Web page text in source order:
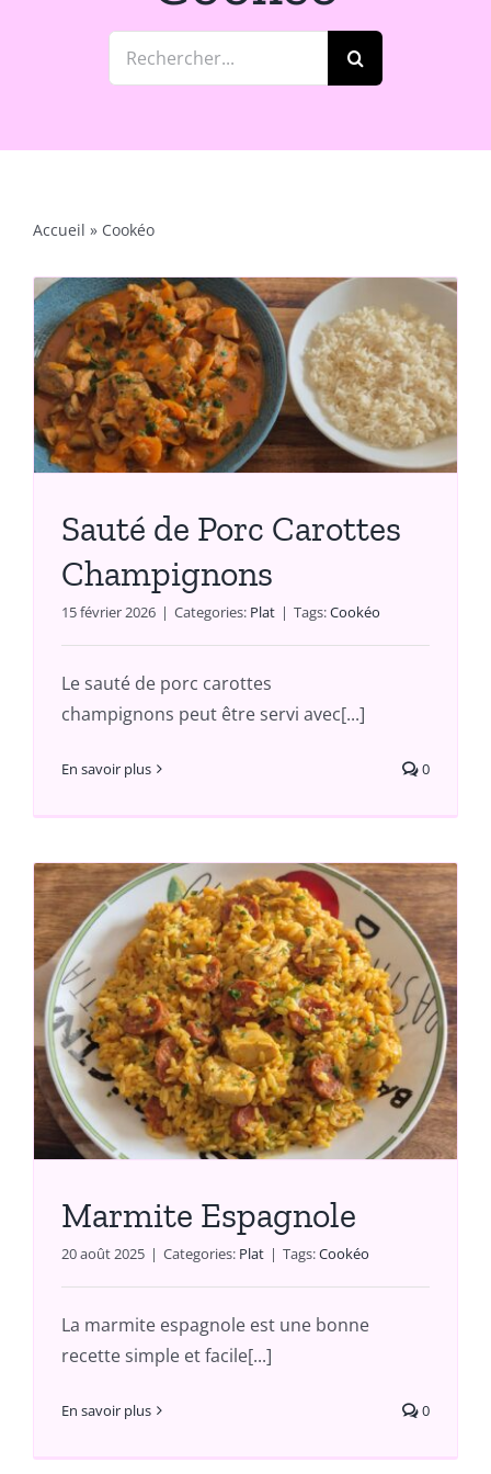
Rechercher:
Accueil » Cookéo
Sauté de Porc Carottes
Champignons
15 février 2026 | Categories: Plat | Tags:Cookéo
Le sauté de porc carottes
champignons peut être servi avec[...]
En savoir plus 0
Marmite Espagnole
20 août 2025 | Categories: Plat | Tags:Cookéo
La marmite espagnole est une bonne
recette simple et facile[...]
En savoir plus 0